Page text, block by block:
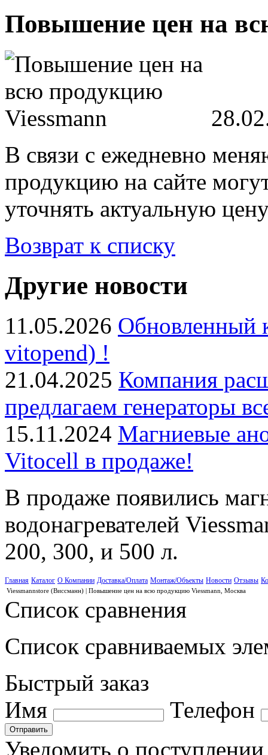
Повышение цен на
В связи с ежедневно
продукцию на сайте
уточнять актуальную
Возврат к списку
Другие новости
11.05.2026 Обновленный
vitopend) !
21.04.2025 Компания
предлагаем генераторы
15.11.2024 Магниевые
Vitocell в продаже!
В продаже появились
водонагревателей
200, 300, и 500 л.
Главная Каталог О Компании Доставка/Оплата Монтаж/Объекты Новости Отзывы
Viessmannstore (Виссманн) | Повышение цен на всю продукцию Viessmann, Москва
Список сравнения
Список сравниваемых
Быстрый заказ
Имя
Телефон
Отправить
Уведомить о поступлении